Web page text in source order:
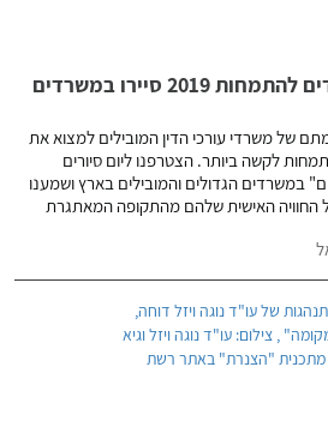
על קו הזינוק: המועמדים להתמחות 2019 סיירו במשרדים
של משרדי עורכי הדין המובילים למצוא את
לקשה ביותר. הצטרפנו ליום סיורים
במשרדים הגדולים והמובילים בארץ ושמענו
החוויה האישית שלהם מהתקופה המאתגרת